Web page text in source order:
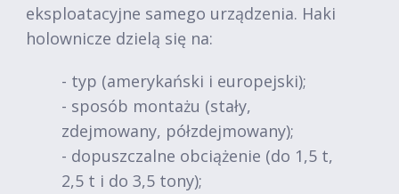
eksploatacyjne samego urządzenia. Haki
holownicze dzielą się na:
- typ (amerykański i europejski);
- sposób montażu (stały,
zdejmowany, półzdejmowany);
- dopuszczalne obciążenie (do 1,5 t,
2,5 t i do 3,5 tony);